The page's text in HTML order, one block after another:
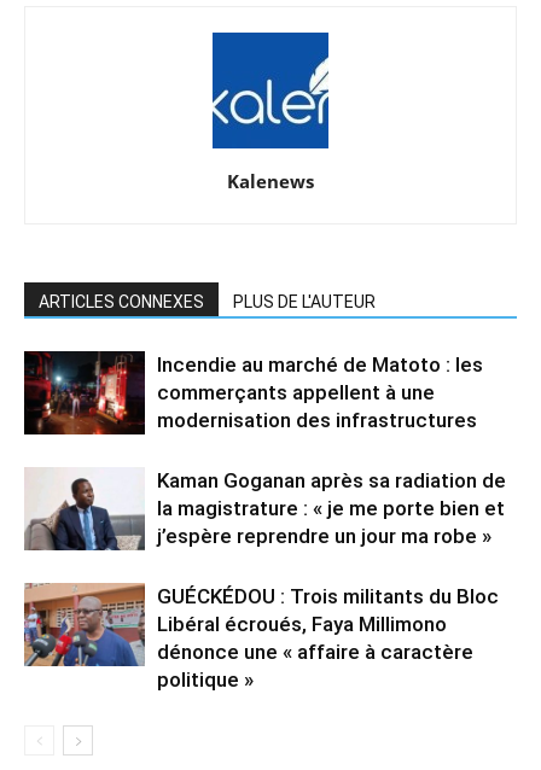
Kalenews
ARTICLES CONNEXES PLUS DE L'AUTEUR
Incendie au marché de Matoto : les
commerçants appellent à une
modernisation des infrastructures
Kaman Goganan après sa radiation de
la magistrature : « je me porte bien et
j’espère reprendre un jour ma robe »
GUÉCKÉDOU : Trois militants du Bloc
Libéral écroués, Faya Millimono
dénonce une « affaire à caractère
politique »